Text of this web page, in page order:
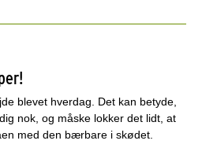
blevet hverdag. Det kan betyde,
nok, og måske lokker det lidt, at
med den bærbare i skødet.